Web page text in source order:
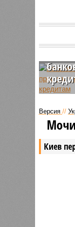
В 2024
от
почти
Версия //
Киев